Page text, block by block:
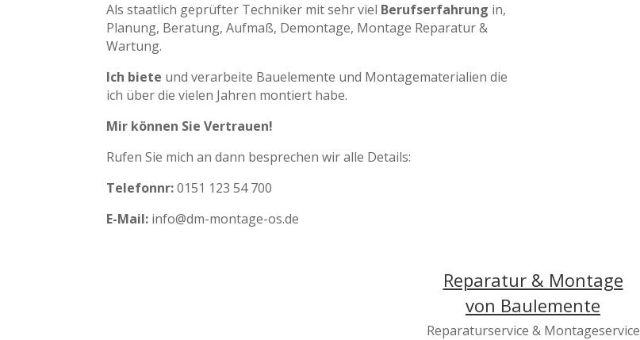
Als staatlich geprüfter Techniker mit sehr viel Berufserfahrung in,
Planung, Beratung, Aufmaß, Demontage, Montage Reparatur &
Wartung.
Ich biete und verarbeite Bauelemente und Montagematerialien die
ich über die vielen Jahren montiert habe.
Mir können Sie Vertrauen!
Rufen Sie mich an dann besprechen wir alle Details:
Telefonnr:0151 123 54 700
E-Mail: info@dm-montage-os.de
Reparatur & Montage
von Baulemente
Reparaturservice & Montageservice